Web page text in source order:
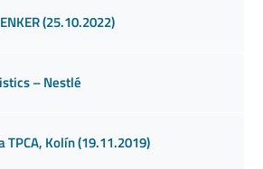
(25.10.2022)
– Nestlé
TPCA, Kolín (19.11.2019)